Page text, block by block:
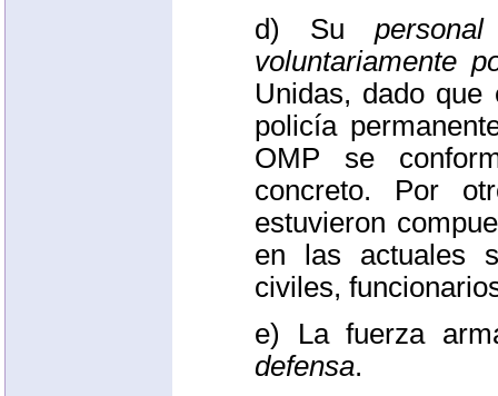
d) Su
voluntariamente
Unidas, dado
policía
OMP se
concreto. Por
estuvieron
en las actuales
civiles,
e) La fuerza
defensa.